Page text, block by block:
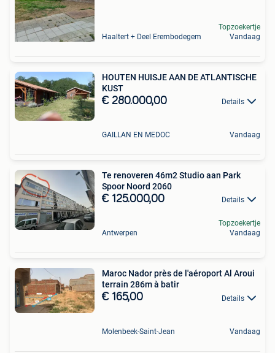
Haaltert + Deel Erembodegem
Topzoekertje
Vandaag
HOUTEN HUISJE AAN DE ATLANTISCHE
KUST
€ 280.000,00 Details
GAILLAN EN MEDOC Vandaag
Te renoveren 46m2 Studio aan Park
Spoor Noord 2060
€ 125.000,00 Details
Antwerpen
Topzoekertje
Vandaag
Maroc Nador près de l'aéroport Al Aroui
terrain 286m à batir
€ 165,00 Details
Molenbeek-Saint-Jean Vandaag